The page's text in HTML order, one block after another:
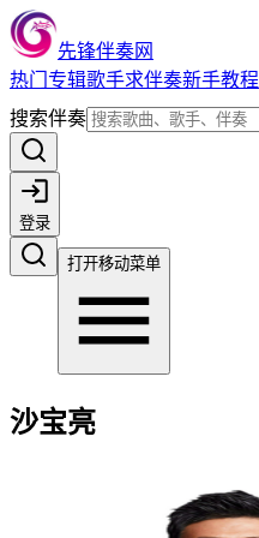
先锋伴奏网
热门 专辑歌手求伴奏新手教程
搜索伴奏
登录
打开移动菜单
沙宝亮